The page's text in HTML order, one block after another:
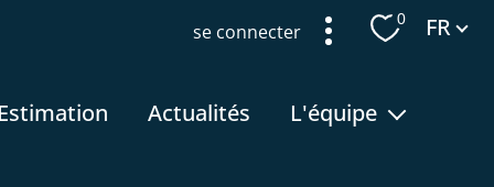
se connecter 0 Langue
FR
estimation actualités l'équipe